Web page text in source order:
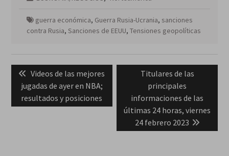
guerra económica, Guerra Rusia-Ucrania, sanciones
contra Rusia, Sanciones de EEUU, Tensiones geopolíticas
de
entradas
Previous
post:
Videos de las mejores
jugadas de ayer en NBA;
resultados y posiciones
Next
post:
Titulares de las
principales
informaciones de las
últimas 24 horas, viernes
24 febrero 2023